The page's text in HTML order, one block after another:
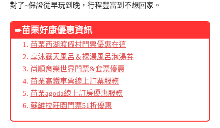
對了~保證從早玩到晚，行程豐富到不想回家。
➨苗栗好康優惠資訊
苗栗西湖渡假村門票優惠在這
享沐露天風呂＆裸湯風呂泡湯券
尚順育樂世界門票&套票優惠
苗栗高鐵車票線上訂票服務
苗栗agoda線上訂房優惠服務
蘇維拉莊園門票51折優惠